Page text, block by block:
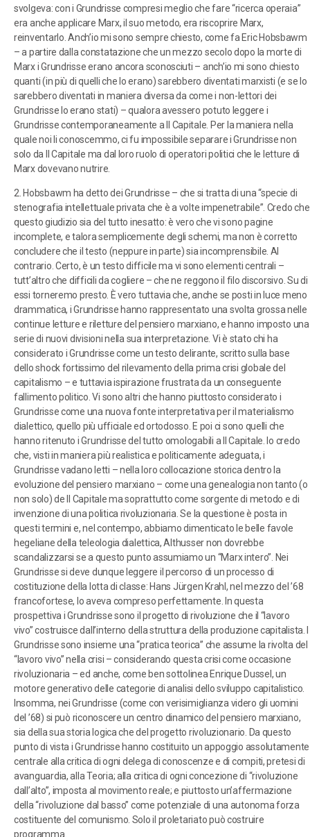
svolgeva: con i Grundrisse compresi meglio che fare “ricerca operaia”
era anche applicare Marx, il suo metodo, era riscoprire Marx,
reinventarlo. Anch’io mi sono sempre chiesto, come fa Eric Hobsbawm
– a partire dalla constatazione che un mezzo secolo dopo la morte di
Marx i Grundrisse erano ancora sconosciuti – anch’io mi sono chiesto
quanti (in più di quelli che lo erano) sarebbero diventati marxisti (e se lo
sarebbero diventati in maniera diversa da come i non-lettori dei
Grundrisse lo erano stati) – qualora avessero potuto leggere i
Grundrisse contemporaneamente a Il Capitale. Per la maniera nella
quale noi li conoscemmo, ci fu impossibile separare i Grundrisse non
solo da Il Capitale ma dal loro ruolo di operatori politici che le letture di
Marx dovevano nutrire.
2. Hobsbawm ha detto dei Grundrisse – che si tratta di una “specie di
stenografia intellettuale privata che è a volte impenetrabile”. Credo che
questo giudizio sia del tutto inesatto: è vero che vi sono pagine
incomplete, e talora semplicemente degli schemi, ma non è corretto
concludere che il testo (neppure in parte) sia incomprensibile. Al
contrario. Certo, è un testo difficile ma vi sono elementi centrali –
tutt’altro che difficili da cogliere – che ne reggono il filo discorsivo. Su di
essi torneremo presto. È vero tuttavia che, anche se posti in luce meno
drammatica, i Grundrisse hanno rappresentato una svolta grossa nelle
continue letture e riletture del pensiero marxiano, e hanno imposto una
serie di nuovi divisioni nella sua interpretazione. Vi è stato chi ha
considerato i Grundrisse come un testo delirante, scritto sulla base
dello shock fortissimo del rilevamento della prima crisi globale del
capitalismo – e tuttavia ispirazione frustrata da un conseguente
fallimento politico. Vi sono altri che hanno piuttosto considerato i
Grundrisse come una nuova fonte interpretativa per il materialismo
dialettico, quello più ufficiale ed ortodosso. E poi ci sono quelli che
hanno ritenuto i Grundrisse del tutto omologabili a Il Capitale. Io credo
che, visti in maniera più realistica e politicamente adeguata, i
Grundrisse vadano letti – nella loro collocazione storica dentro la
evoluzione del pensiero marxiano – come una genealogia non tanto (o
non solo) de Il Capitale ma soprattutto come sorgente di metodo e di
invenzione di una politica rivoluzionaria. Se la questione è posta in
questi termini e, nel contempo, abbiamo dimenticato le belle favole
hegeliane della teleologia dialettica, Althusser non dovrebbe
scandalizzarsi se a questo punto assumiamo un “Marx intero”. Nei
Grundrisse si deve dunque leggere il percorso di un processo di
costituzione della lotta di classe: Hans Jürgen Krahl, nel mezzo del ’68
francofortese, lo aveva compreso perfettamente. In questa
prospettiva i Grundrisse sono il progetto di rivoluzione che il “lavoro
vivo” costruisce dall’interno della struttura della produzione capitalista. I
Grundrisse sono insieme una “pratica teorica” che assume la rivolta del
“lavoro vivo” nella crisi – considerando questa crisi come occasione
rivoluzionaria – ed anche, come ben sottolinea Enrique Dussel, un
motore generativo delle categorie di analisi dello sviluppo capitalistico.
Insomma, nei Grundrisse (come con verisimiglianza videro gli uomini
del ’68) si può riconoscere un centro dinamico del pensiero marxiano,
sia della sua storia logica che del progetto rivoluzionario. Da questo
punto di vista i Grundrisse hanno costituito un appoggio assolutamente
centrale alla critica di ogni delega di conoscenze e di compiti, pretesi di
avanguardia, alla Teoria; alla critica di ogni concezione di “rivoluzione
dall’alto”, imposta al movimento reale; e piuttosto un’affermazione
della “rivoluzione dal basso” come potenziale di una autonoma forza
costituente del comunismo. Solo il proletariato può costruire
programma.